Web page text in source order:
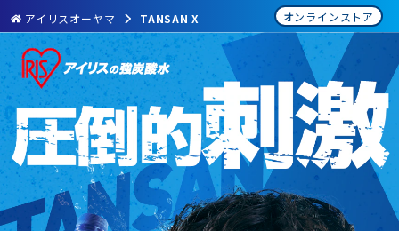
オンラインストア
アイリスオーヤマ TANSAN X